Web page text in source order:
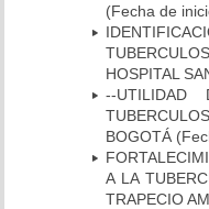
(Fecha de
HOSPITAL
--UTILIDAD
BOGOTÁ
A LA
TRAPECIO